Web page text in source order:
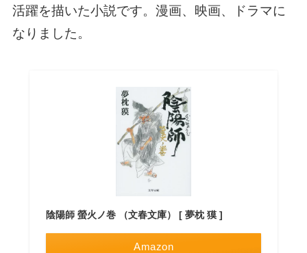
活躍を描いた小説です。漫画、映画、ドラマに
なりました。
陰陽師 螢火ノ巻 （文春文庫） [ 夢枕 獏 ]
Amazon